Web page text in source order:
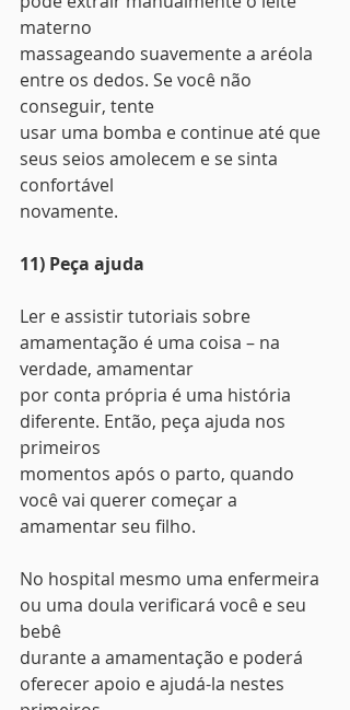
materno
massageando suavemente a aréola
entre os dedos. Se você não
conseguir, tente
usar uma bomba e continue até que
seus seios amolecem e se sinta
confortável
novamente.
11) Peça ajuda
Ler e assistir tutoriais sobre
amamentação é uma coisa – na
verdade, amamentar
por conta própria é uma história
diferente. Então, peça ajuda nos
primeiros
momentos após o parto, quando
você vai querer começar a
amamentar seu filho.
No hospital mesmo uma enfermeira
ou uma doula verificará você e seu
bebê
durante a amamentação e poderá
oferecer apoio e ajudá-la nestes